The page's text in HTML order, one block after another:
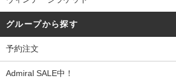
グループから探す
予約注文
Admiral SALE中！